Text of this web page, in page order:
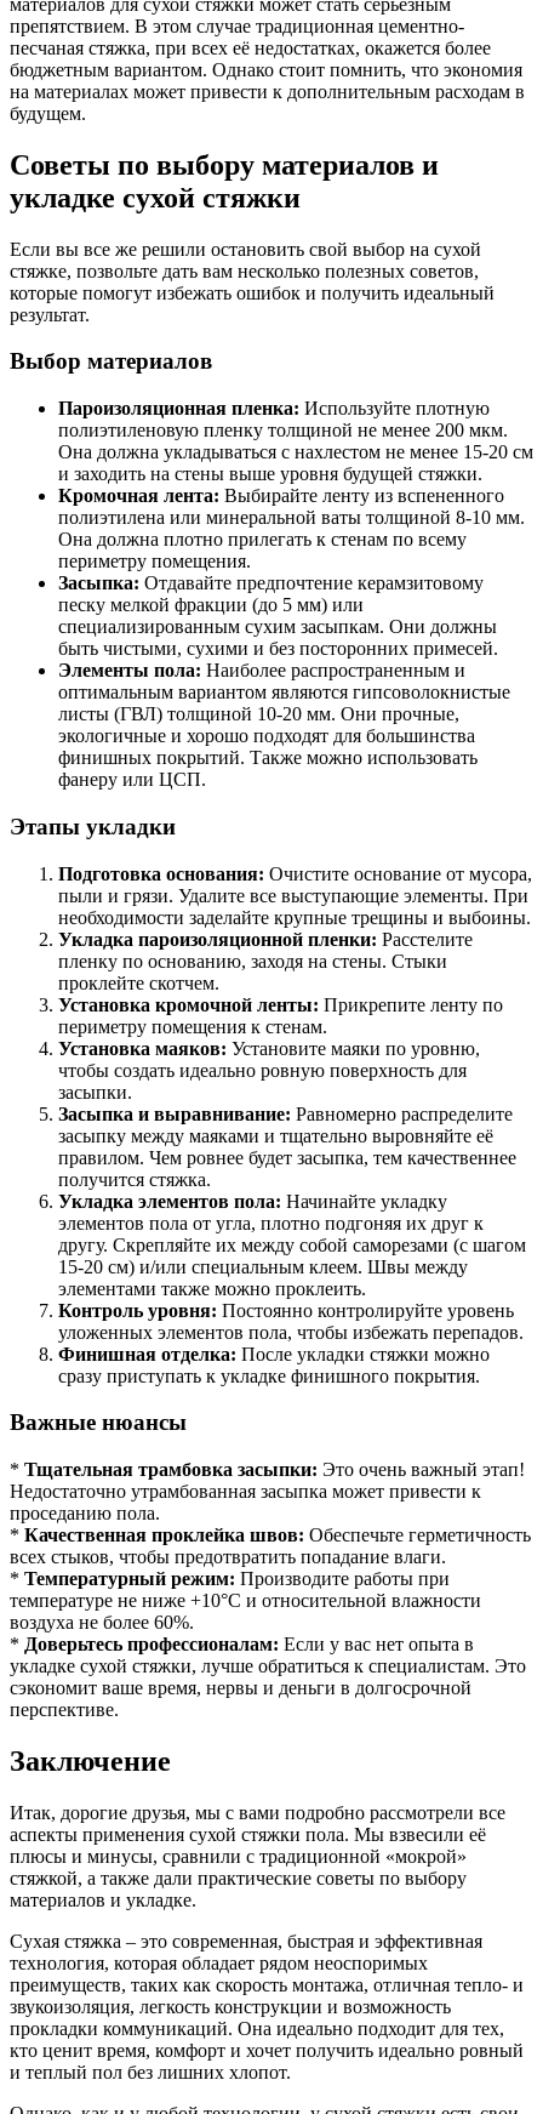
препятствием. В этом случае традиционная цементно-
песчаная стяжка, при всех её недостатках, окажется более
бюджетным вариантом. Однако стоит помнить, что экономия
на материалах может привести к дополнительным расходам в
будущем.
Советы по выбору материалов и
укладке сухой стяжки
Если вы все же решили остановить свой выбор на сухой
стяжке, позвольте дать вам несколько полезных советов,
которые помогут избежать ошибок и получить идеальный
результат.
Выбор материалов
Пароизоляционная пленка: Используйте плотную
полиэтиленовую пленку толщиной не менее 200 мкм.
Она должна укладываться с нахлестом не менее 15-20 см
и заходить на стены выше уровня будущей стяжки.
Кромочная лента: Выбирайте ленту из вспененного
полиэтилена или минеральной ваты толщиной 8-10 мм.
Она должна плотно прилегать к стенам по всему
периметру помещения.
Засыпка: Отдавайте предпочтение керамзитовому
песку мелкой фракции (до 5 мм) или
специализированным сухим засыпкам. Они должны
быть чистыми, сухими и без посторонних примесей.
Элементы пола: Наиболее распространенным и
оптимальным вариантом являются гипсоволокнистые
листы (ГВЛ) толщиной 10-20 мм. Они прочные,
экологичные и хорошо подходят для большинства
финишных покрытий. Также можно использовать
фанеру или ЦСП.
Этапы укладки
Подготовка основания: Очистите основание от мусора,
пыли и грязи. Удалите все выступающие элементы. При
необходимости заделайте крупные трещины и выбоины.
Укладка пароизоляционной пленки: Расстелите
пленку по основанию, заходя на стены. Стыки
проклейте скотчем.
Установка кромочной ленты: Прикрепите ленту по
периметру помещения к стенам.
Установка маяков: Установите маяки по уровню,
чтобы создать идеально ровную поверхность для
засыпки.
Засыпка и выравнивание: Равномерно распределите
засыпку между маяками и тщательно выровняйте её
правилом. Чем ровнее будет засыпка, тем качественнее
получится стяжка.
Укладка элементов пола: Начинайте укладку
элементов пола от угла, плотно подгоняя их друг к
другу. Скрепляйте их между собой саморезами (с шагом
15-20 см) и/или специальным клеем. Швы между
элементами также можно проклеить.
Контроль уровня: Постоянно контролируйте уровень
уложенных элементов пола, чтобы избежать перепадов.
Финишная отделка: После укладки стяжки можно
сразу приступать к укладке финишного покрытия.
Важные нюансы
* Тщательная трамбовка засыпки: Это очень важный этап!
Недостаточно утрамбованная засыпка может привести к
проседанию пола.
* Качественная проклейка швов: Обеспечьте герметичность
всех стыков, чтобы предотвратить попадание влаги.
* Температурный режим: Производите работы при
температуре не ниже +10°C и относительной влажности
воздуха не более 60%.
* Доверьтесь профессионалам: Если у вас нет опыта в
укладке сухой стяжки, лучше обратиться к специалистам. Это
сэкономит ваше время, нервы и деньги в долгосрочной
перспективе.
Заключение
Итак, дорогие друзья, мы с вами подробно рассмотрели все
аспекты применения сухой стяжки пола. Мы взвесили её
плюсы и минусы, сравнили с традиционной «мокрой»
стяжкой, а также дали практические советы по выбору
материалов и укладке.
Сухая стяжка – это современная, быстрая и эффективная
технология, которая обладает рядом неоспоримых
преимуществ, таких как скорость монтажа, отличная тепло- и
звукоизоляция, легкость конструкции и возможность
прокладки коммуникаций. Она идеально подходит для тех,
кто ценит время, комфорт и хочет получить идеально ровный
и теплый пол без лишних хлопот.